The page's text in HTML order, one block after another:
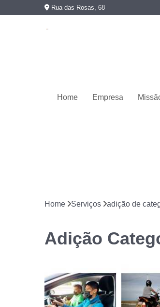
Rua das Rosas, 68
Home Empresa
Home Serviços adição de
Adição